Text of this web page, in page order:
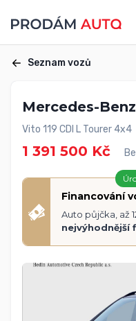
Seznam vozů
Mercedes-
Vito 119 CDI L Tourer 4x4
1 391 500 Kč
Financování
Auto půjčka, až
nejvýhodnější